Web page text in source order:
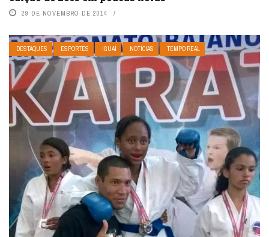
29 DE NOVEMBRO DE 2014
DESTAQUES ESPORTES IGUAÍ NOTÍCIAS TEMPO REAL